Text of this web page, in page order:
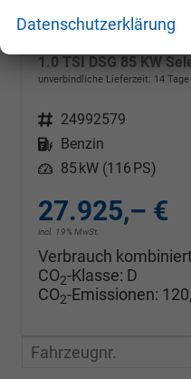
unverbindliche Lieferzeit: 14 Tage
Fahrzeugnr. 24992579
Kraftstoff
Benzin
Leistung 85 kW (116 PS)
27.925,– €
incl. 19% MwSt.
Verbrauch
CO2-Klasse: D
CO2-Emissionen:
Fahrzeugnr.
Datenschutzerklärung